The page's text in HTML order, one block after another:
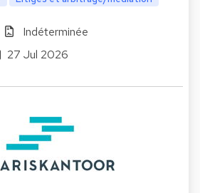
Indéterminée
27 Jul 2026